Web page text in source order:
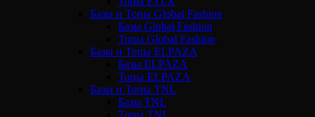
Базы и Топы Global Fashion
Базы Global Fashion
Топы Global Fashion
Базы и Топы ELPAZA
Базы ELPAZA
Топы ELPAZA
Базы и Топы TNL
Базы TNL
Топы TNL